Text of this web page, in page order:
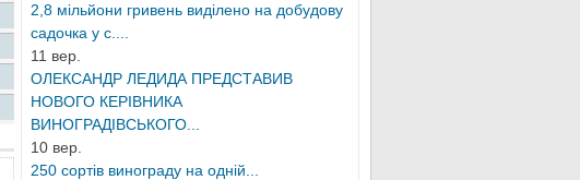
2,8 мільйони гривень виділено на добудову
садочка у с....
11 вер.
ОЛЕКСАНДР ЛЕДИДА ПРЕДСТАВИВ
НОВОГО КЕРІВНИКА
ВИНОГРАДІВСЬКОГО...
10 вер.
250 сортів винограду на одній...